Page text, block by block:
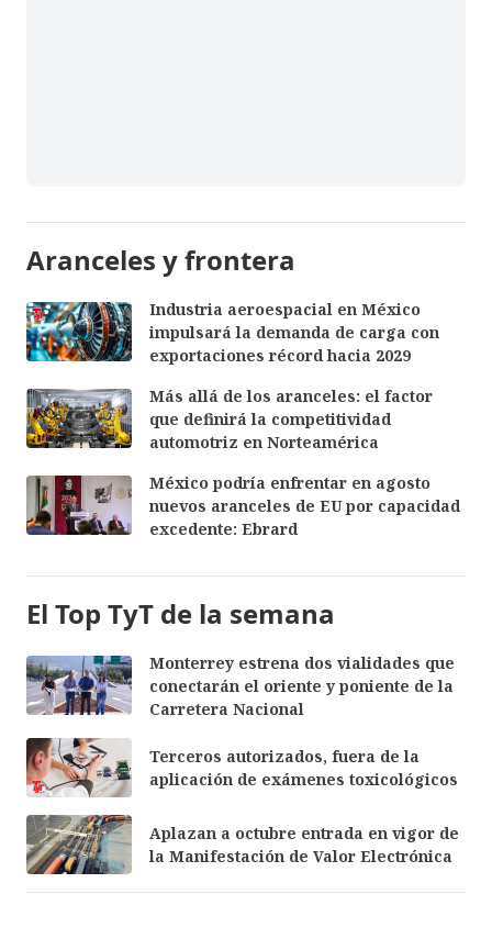
Aranceles y frontera
Industria aeroespacial en México
impulsará la demanda de carga con
exportaciones récord hacia 2029
Más allá de los aranceles: el factor
que definirá la competitividad
automotriz en Norteamérica
México podría enfrentar en agosto
nuevos aranceles de EU por capacidad
excedente: Ebrard
El Top TyT de la semana
Monterrey estrena dos vialidades que
conectarán el oriente y poniente de la
Carretera Nacional
Terceros autorizados, fuera de la
aplicación de exámenes toxicológicos
Aplazan a octubre entrada en vigor de
la Manifestación de Valor Electrónica